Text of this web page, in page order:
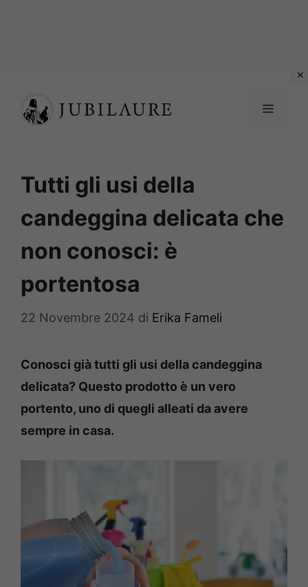
contenuto
MENU
Tutti gli usi della
candeggina delicata che
non conosci: è
portentosa
22 Novembre 2024 di Erika Fameli
Conosci già tutti gli usi della candeggina
delicata? Questo prodotto è un vero
portento, uno di quegli alleati da avere
sempre in casa.